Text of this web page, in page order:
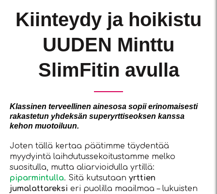
Kiinteydy ja hoikistu
UUDEN Minttu
SlimFitin avulla
Klassinen terveellinen ainesosa sopii erinomaisesti
rakastetun yhdeksän superyrttiseoksen kanssa
kehon muotoiluun.
Joten tällä kertaa päätimme täydentää
myydyintä laihdutussekoitustamme melko
suositulla, mutta aliarvioidulla yrtillä:
piparmintulla. Sitä kutsutaan yrttien
jumalattareksi eri puolilla maailmaa – lukuisten